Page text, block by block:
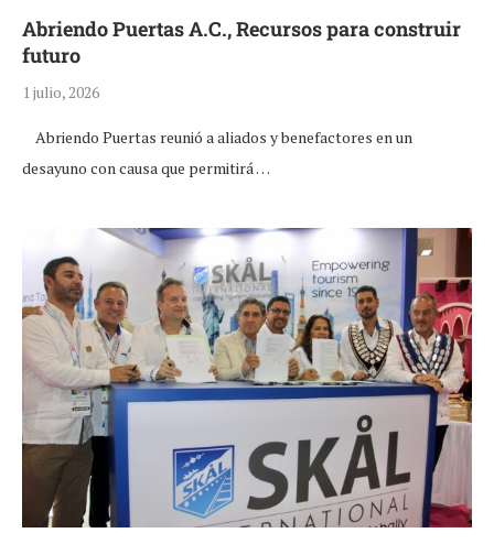
Abriendo Puertas A.C., Recursos para construir
futuro
1 julio, 2026
Abriendo Puertas reunió a aliados y benefactores en un
desayuno con causa que permitirá …